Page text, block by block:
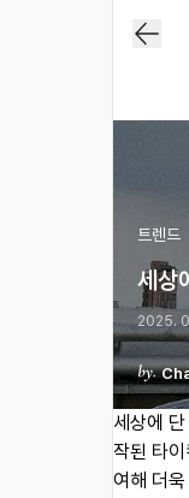
트렌드
세상
2025.
세상에
작된 타
여해 더